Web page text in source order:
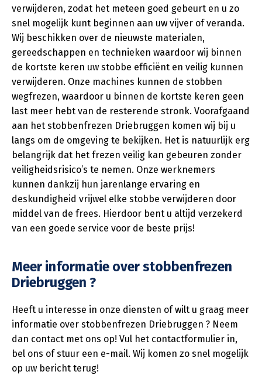
verwijderen, zodat het meteen goed gebeurt en u zo
snel mogelijk kunt beginnen aan uw vijver of veranda.
Wij beschikken over de nieuwste materialen,
gereedschappen en technieken waardoor wij binnen
de kortste keren uw stobbe efficiënt en veilig kunnen
verwijderen. Onze machines kunnen de stobben
wegfrezen, waardoor u binnen de kortste keren geen
last meer hebt van de resterende stronk. Voorafgaand
aan het stobbenfrezen Driebruggen komen wij bij u
langs om de omgeving te bekijken. Het is natuurlijk erg
belangrijk dat het frezen veilig kan gebeuren zonder
veiligheidsrisico’s te nemen. Onze werknemers
kunnen dankzij hun jarenlange ervaring en
deskundigheid vrijwel elke stobbe verwijderen door
middel van de frees. Hierdoor bent u altijd verzekerd
van een goede service voor de beste prijs!
Meer informatie over stobbenfrezen
Driebruggen ?
Heeft u interesse in onze diensten of wilt u graag meer
informatie over stobbenfrezen Driebruggen ? Neem
dan contact met ons op! Vul het contactformulier in,
bel ons of stuur een e-mail. Wij komen zo snel mogelijk
op uw bericht terug!